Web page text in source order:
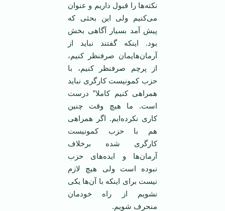
نکته‌ها را قبول داریم و عنوان
می‌کنیم ولی این بحثی که
پیش آمد بسیار آگاهی بخش
بود. اینکه گفتند نباید از
آرمان‌هایمان صرفنظر کنیم،
از پرچم صرفنظر کنیم، با
حزب کمونیست کارگری نباید
همراهی کنیم کاملا” درست
است. ما هیچ وقت چنین
کاری نکرده‌ایم. اگر همراهی
هم با حزب کمونیست
کارگری شده برخلاف
آرمان‌ها و ایده‌های حزب
نبوده است ولی هیچ لازم
نیست برای اینکه با آن‌ها یکی
نشویم از راه خودمان
منحرف شویم.